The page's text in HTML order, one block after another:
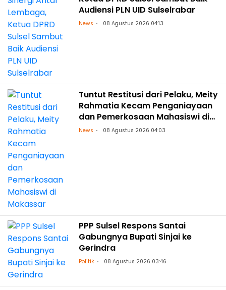
Audiensi PLN UID Sulselrabar
News 08 Agustus 2026 04:13
Tuntut Restitusi dari Pelaku, Meity
Rahmatia Kecam Penganiayaan
dan Pemerkosaan Mahasiswi di
Makassar
News 08 Agustus 2026 04:03
PPP Sulsel Respons Santai
Gabungnya Bupati Sinjai ke
Gerindra
Politik 08 Agustus 2026 03:46